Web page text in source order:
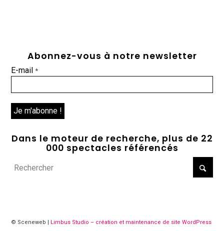
Abonnez-vous à notre newsletter
E-mail*
Dans le moteur de recherche, plus de 22
000 spectacles référencés
© Sceneweb | Limbus Studio – création et maintenance de site WordPress